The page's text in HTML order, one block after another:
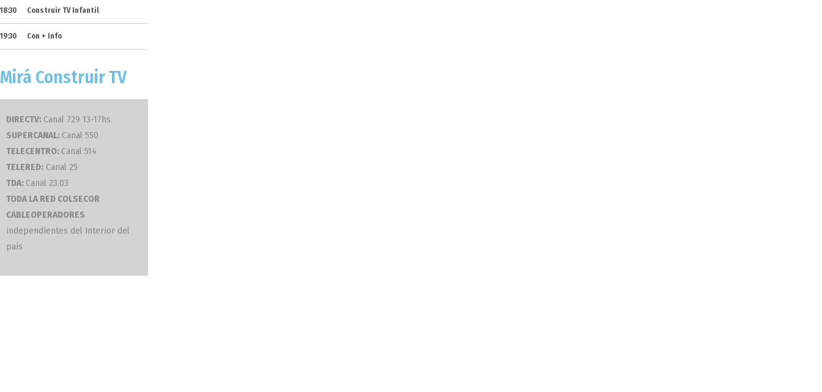
18:30 Construir TV Infantil
19:30 Con + Info
Mirá Construir TV
DIRECTV: Canal 729 13-17hs.
SUPERCANAL: Canal 550
TELECENTRO: Canal 514
TELERED: Canal 25
TDA: Canal 23.03
TODA LA RED COLSECOR
CABLEOPERADORES
independientes del Interior del
país